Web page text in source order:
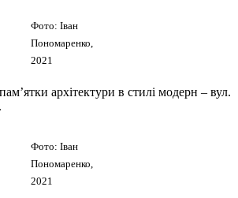
Фото: Іван
Пономаренко,
2021
архітектури в стилі модерн – вул.
Фото: Іван
Пономаренко,
2021